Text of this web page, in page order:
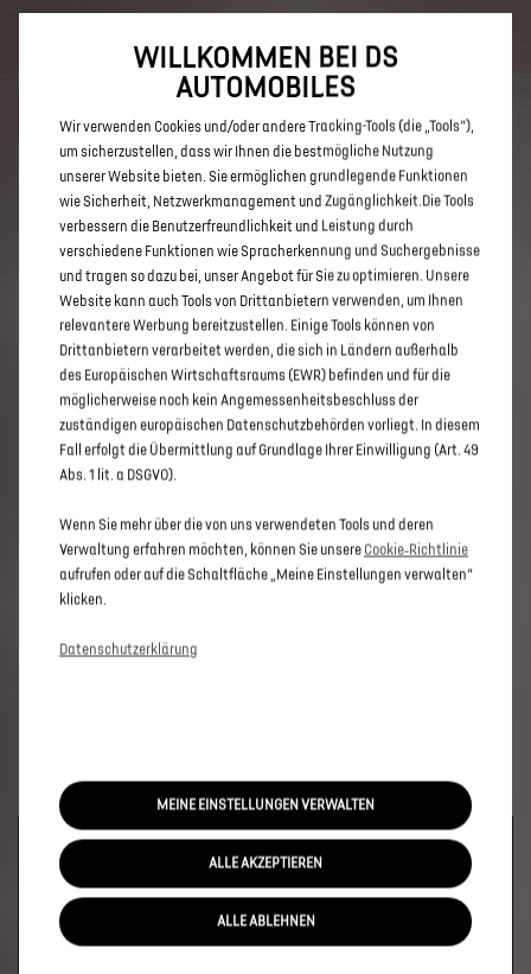
Hybride. Mehr erfahren >>
ENTDECKEN SIE ALLE DS 3 UND
DS 3 CROSSBACK MIT DIESEL
ANTRIEB IN MANNHEIM
Welches Fahrzeug möchten Sie?
WILLKOMMEN BEI DS
AUTOMOBILES
Wir verwenden Cookies und/oder andere Tracking-Tools (die „Tools“),
um sicherzustellen, dass wir Ihnen die bestmögliche Nutzung
unserer Website bieten. Sie ermöglichen grundlegende Funktionen
wie Sicherheit, Netzwerkmanagement und Zugänglichkeit.Die Tools
verbessern die Benutzerfreundlichkeit und Leistung durch
verschiedene Funktionen wie Spracherkennung und Suchergebnisse
und tragen so dazu bei, unser Angebot für Sie zu optimieren. Unsere
Website kann auch Tools von Drittanbietern verwenden, um Ihnen
relevantere Werbung bereitzustellen. Einige Tools können von
Drittanbietern verarbeitet werden, die sich in Ländern außerhalb
des Europäischen Wirtschaftsraums (EWR) befinden und für die
möglicherweise noch kein Angemessenheitsbeschluss der
zuständigen europäischen Datenschutzbehörden vorliegt. In diesem
Fall erfolgt die Übermittlung auf Grundlage Ihrer Einwilligung (Art. 49
Abs. 1 lit. a DSGVO).
Wenn Sie mehr über die von uns verwendeten Tools und deren
Verwaltung erfahren möchten, können Sie unsere Cookie‑Richtlinie
aufrufen oder auf die Schaltfläche „Meine Einstellungen verwalten“
klicken.
Datenschutzerklärung
MEINE EINSTELLUNGEN VERWALTEN
ALLE AKZEPTIEREN
ALLE ABLEHNEN